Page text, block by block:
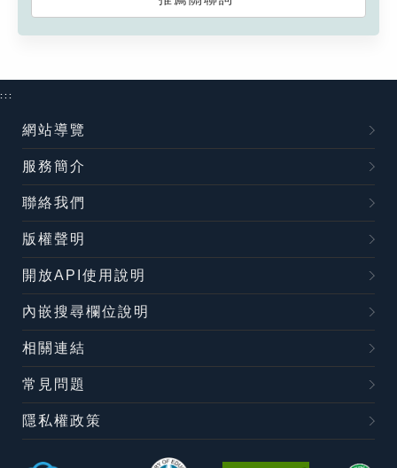
:::
網站導覽
服務簡介
聯絡我們
版權聲明
開放API使用說明
內嵌搜尋欄位說明
相關連結
常見問題
隱私權政策